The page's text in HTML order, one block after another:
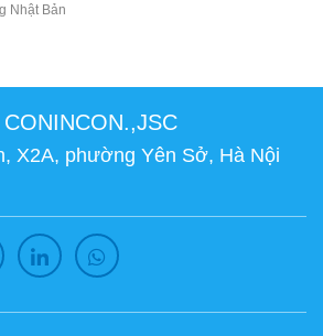
Nhật Bản
X2A, phường Yên Sở, Hà Nội